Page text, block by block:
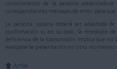
conocimiento de la persona
correspondientes mensajes de error, para que
La persona usuaria deberá ser advertida
confirmación o, en su caso, la recepción
deficiencia de la transmisión implica que no
realizarse la presentación en otro momento
Arriba